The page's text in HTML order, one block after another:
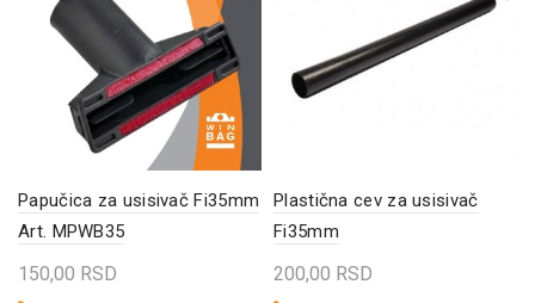
Papučica za usisivač Fi35mm
Art. MPWB35
150,00 RSD
Plastična cev za usisivač
Fi35mm
200,00 RSD